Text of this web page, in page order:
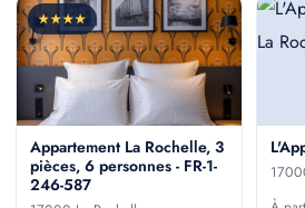
★★★★
Appartement La Rochelle, 3
pièces, 6 personnes - FR-1-
246-587